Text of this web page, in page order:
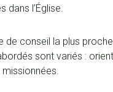
dans l’Église.
de conseil la plus
sont variés :